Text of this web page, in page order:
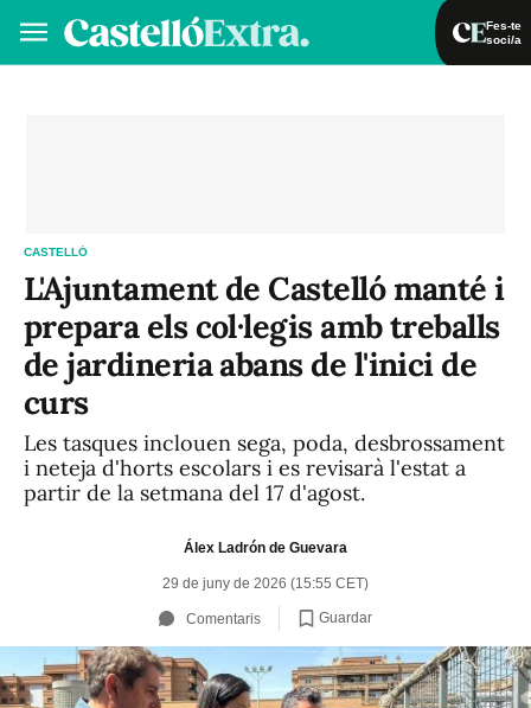
Fes-te
soci/a
CASTELLÓ
L'Ajuntament de Castelló manté i
prepara els col·legis amb treballs
de jardineria abans de l'inici de
curs
Les tasques inclouen sega, poda, desbrossament
i neteja d'horts escolars i es revisarà l'estat a
partir de la setmana del 17 d'agost.
Álex Ladrón de Guevara
29 de juny de 2026 (15:55 CET)
Comentaris Guardar